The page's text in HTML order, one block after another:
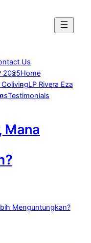
Us
2025Home
ColivingLP Rivera Eza
Testimonials
Mana